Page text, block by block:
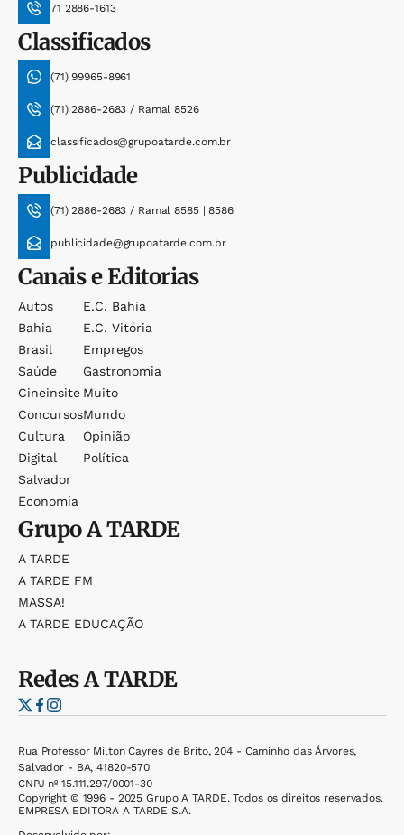
71 2886-1613
Classificados
(71) 99965-8961
(71) 2886-2683 / Ramal 8526
classificados@grupoatarde.com.br
Publicidade
(71) 2886-2683 / Ramal 8585 | 8586
publicidade@grupoatarde.com.br
Canais e Editorias
Autos
Bahia
Brasil
Saúde
Cineinsite
Concursos
Cultura
Digital
Salvador
Economia
E.c. Bahia
E.c. Vitória
Empregos
Gastronomia
Muito
Mundo
Opinião
Política
GrupoA TARDE
A TARDE
A TARDE FM
MASSA!
A TARDE EDUCAÇÃO
RedesA TARDE
Rua Professor Milton Cayres de Brito, 204 - Caminho das Árvores,
Salvador - BA, 41820-570
CNPJ nº 15.111.297/0001-30
Copyright © 1996 - 2025 Grupo A TARDE. Todos os direitos reservados.
EMPRESA EDITORA A TARDE S.A.